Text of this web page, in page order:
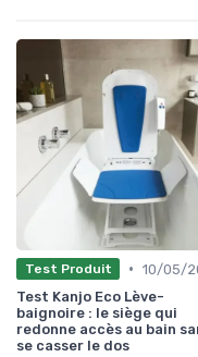
Test Produit • 10/05/
Test Kanjo Eco Lève-
baignoire : le siège qui
redonne accès au bain
se casser le dos